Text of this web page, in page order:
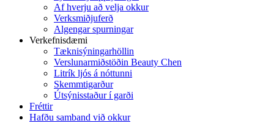
Af hverju að velja okkur
Verksmiðjuferð
Algengar spurningar
Verkefnisdæmi
Tæknisýningarhöllin
Verslunarmiðstöðin Beauty Chen
Litrík ljós á nóttunni
Skemmtigarður
Útsýnisstaður í garði
Fréttir
Hafðu samband við okkur